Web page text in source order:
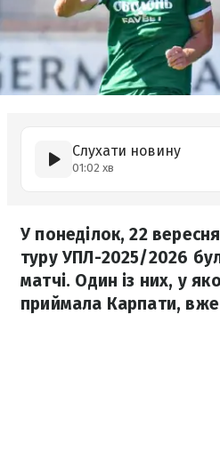
Слухати новину
01:02 хв
У понеділок, 22
туру УПЛ-2025/2026
матчі. Один із них, у
приймала Карпати, вже